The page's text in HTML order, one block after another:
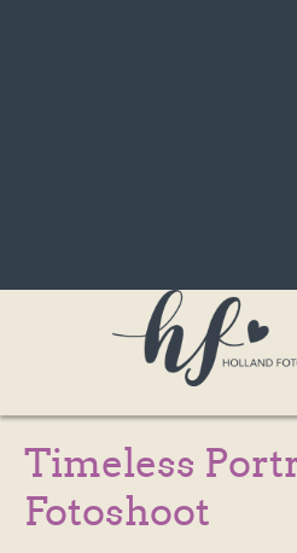
Timeless
Fotoshoot